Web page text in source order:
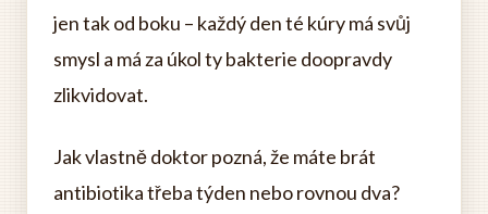
jen tak od boku – každý den té kúry má svůj
smysl a má za úkol ty bakterie doopravdy
zlikvidovat.
Jak vlastně doktor pozná, že máte brát
antibiotika třeba týden nebo rovnou dva?